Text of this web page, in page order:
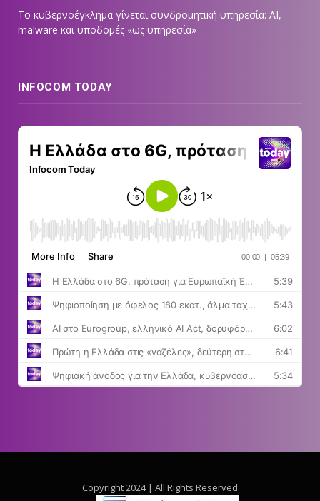
Το κυβερνοέγκλημα γίνεται συνδρομητική υπηρεσία: AI,
malware και υποδομές «ως υπηρεσία»
INFOCOM TODAY
Copyright 2024 | All Rights Reserved